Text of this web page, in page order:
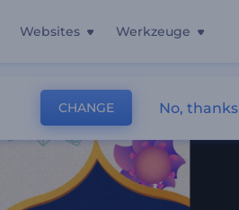
Websites Werkzeuge
CHANGE No, thanks